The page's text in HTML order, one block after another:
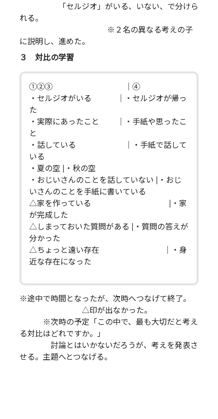
「セルジオ」がいる、いない、で分けら
れる。
※２名の異なる考えの子
に説明し、進めた。
３ 対比の学習
①②③ ｜④
・セルジオがいる ｜・セルジオが帰っ
た
・実際にあったこと ｜・手紙や思ったこ
と
・話している ｜・手紙で話して
いる
・夏の空 |・秋の空
・おじいさんのことを話していない |・おじ
いさんのことを手紙に書いている
△家を作っている |・家
が完成した
△しまっておいた質問がある |・質問の答えが
分かった
△ちょっと遠い存在 ｜・身
近な存在になった
※途中で時間となったが、次時へつなげて終了。
△印が出なかった。
※次時の予定「この中で、最も大切だと考え
る対比はどれですか。」
討論とはいかないだろうが、考えを発表さ
せる。主題へとつなげる。